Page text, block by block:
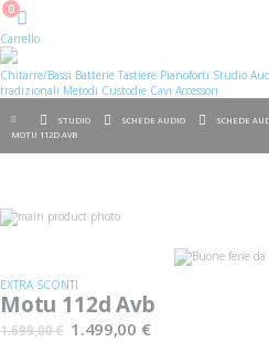
Cart
0
Carrello
Chitarre/Bassi Batterie Tastiere Pianoforti Studio
tradizionali Metodi Custodie Cavi Accessori
STUDIO SCHEDE AUDIO
SCHEDE
MOTU 112D AVB
Vai
alla
galleria
di
immagini
galleria
di
immagini
EXTRA SCONTI
Motu 112d Avb
1.699,00 € 1.499,00 €